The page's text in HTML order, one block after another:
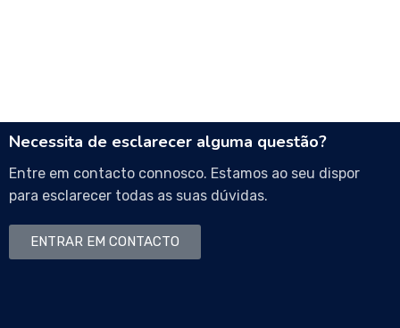
Necessita de esclarecer alguma questão?
Entre em contacto connosco. Estamos ao seu dispor
para esclarecer todas as suas dúvidas.
ENTRAR EM CONTACTO